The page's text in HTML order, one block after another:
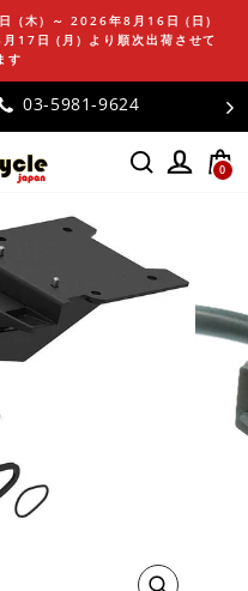
(木) ～ 2026年8月16日 (日)
17日 (月) より順次出荷させて
す
03-5981-9624
0